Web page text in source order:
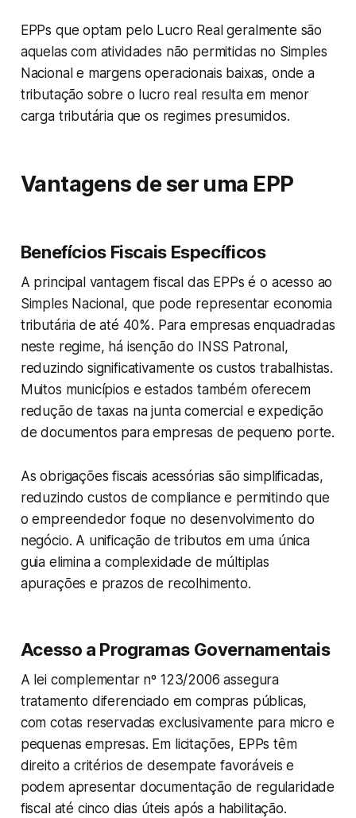
EPPs que optam pelo Lucro Real geralmente são
aquelas com atividades não permitidas no Simples
Nacional e margens operacionais baixas, onde a
tributação sobre o lucro real resulta em menor
carga tributária que os regimes presumidos.
Vantagens de ser uma EPP
Benefícios Fiscais Específicos
A principal vantagem fiscal das EPPs é o acesso ao
Simples Nacional, que pode representar economia
tributária de até 40%. Para empresas enquadradas
neste regime, há isenção do INSS Patronal,
reduzindo significativamente os custos trabalhistas.
Muitos municípios e estados também oferecem
redução de taxas na junta comercial e expedição
de documentos para empresas de pequeno porte.
As obrigações fiscais acessórias são simplificadas,
reduzindo custos de compliance e permitindo que
o empreendedor foque no desenvolvimento do
negócio. A unificação de tributos em uma única
guia elimina a complexidade de múltiplas
apurações e prazos de recolhimento.
Acesso a Programas Governamentais
A lei complementar nº 123/2006 assegura
tratamento diferenciado em compras públicas,
com cotas reservadas exclusivamente para micro e
pequenas empresas. Em licitações, EPPs têm
direito a critérios de desempate favoráveis e
podem apresentar documentação de regularidade
fiscal até cinco dias úteis após a habilitação.